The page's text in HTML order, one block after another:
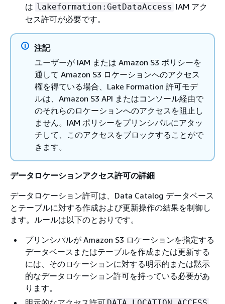
は lakeformation:GetDataAccess IAM アク
セス許可が必要です。
注記
ユーザーが IAM または Amazon S3 ポリシーを
通して Amazon S3 ロケーションへのアクセス
権を得ている場合、Lake Formation 許可モデ
ルは、Amazon S3 API またはコンソール経由で
のそれらのロケーションへのアクセスを阻止し
ません。IAM ポリシーをプリンシパルにアタッ
チして、このアクセスをブロックすることがで
きます。
データロケーションアクセス許可の詳細
データロケーション許可は、Data Catalog データベース
とテーブルに対する作成および更新操作の結果を制御し
ます。ルールは以下のとおりです。
プリンシパルが Amazon S3 ロケーションを指定する
データベースまたはテーブルを作成または更新する
には、そのロケーションに対する明示的または黙示
的なデータロケーション許可を持っている必要があ
ります。